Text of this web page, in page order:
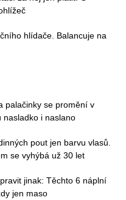
hlídače. Balancuje na
palačinky se promění v
nasladko i naslano
pout jen barvu vlasů.
se vyhýbá už 30 let
jinak: Těchto 6 náplní
jen maso